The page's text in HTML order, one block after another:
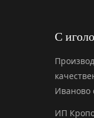
С
Иваново
ИП